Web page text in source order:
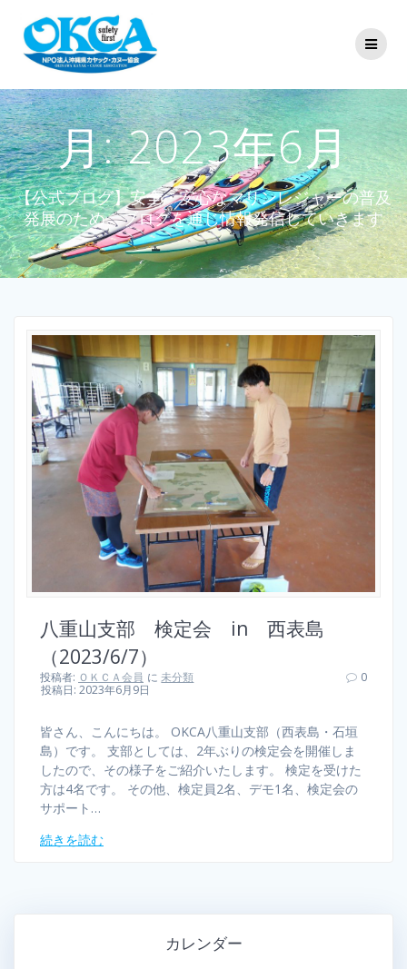
ツ
へ
ス
キ
ッ
プ
月:2023年6月
【公式ブログ】安全・安心なマリンレジャーの普及
発展のため、ブログを通じ情報発信していきます
八重山支部 検定会 in 西表島
（2023/6/7）
投稿者: ＯＫＣＡ会員 に未分類
投稿日: 2023年6月9日
0
皆さん、こんにちは。 OKCA八重山支部（西表島・石垣
島）です。 支部としては、2年ぶりの検定会を開催しま
したので、その様子をご紹介いたします。 検定を受けた
方は4名です。 その他、検定員2名、デモ1名、検定会の
サポート…
続きを読む
カレンダー